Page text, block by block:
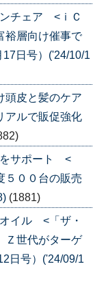
チェア <ｉＣ
裕層向け催事で
日号）('24/10/1
頭皮と髪のケア
アルで販促強化
をサポート <
００台の販売
(1881)
イル <「ザ・
世代がターゲ
日号）('24/09/1